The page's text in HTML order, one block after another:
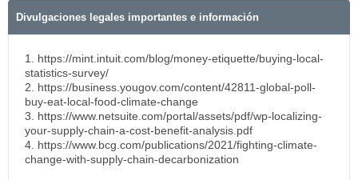
Divulgaciones legales importantes e información
1. https://mint.intuit.com/blog/money-etiquette/buying-local-
statistics-survey/
2. https://business.yougov.com/content/42811-global-poll-
buy-eat-local-food-climate-change
3. https://www.netsuite.com/portal/assets/pdf/wp-localizing-
your-supply-chain-a-cost-benefit-analysis.pdf
4. https://www.bcg.com/publications/2021/fighting-climate-
change-with-supply-chain-decarbonization